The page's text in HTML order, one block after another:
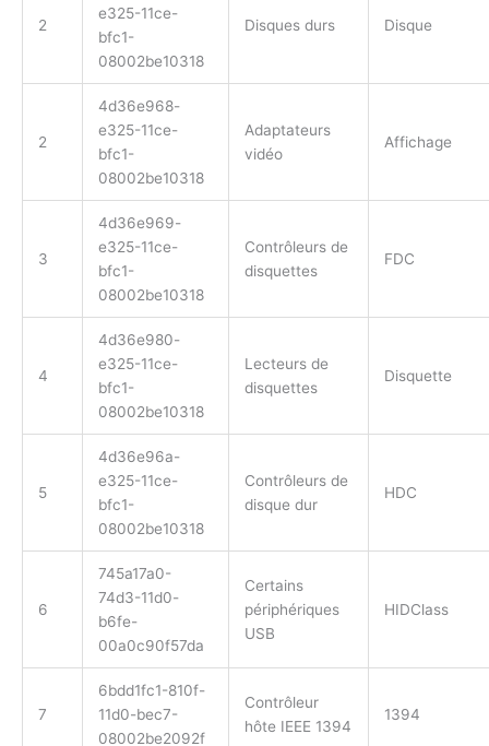
2
e325-11ce-
bfc1-
08002be10318
Disques durs Disque
2
4d36e968-
e325-11ce-
bfc1-
08002be10318
Adaptateurs
vidéo
Affichage
3
4d36e969-
e325-11ce-
bfc1-
08002be10318
Contrôleurs de
disquettes
FDC
4
4d36e980-
e325-11ce-
bfc1-
08002be10318
Lecteurs de
disquettes
Disquette
5
4d36e96a-
e325-11ce-
bfc1-
08002be10318
Contrôleurs de
disque dur
HDC
6
745a17a0-
74d3-11d0-
b6fe-
00a0c90f57da
Certains
périphériques
USB
HIDClass
7
6bdd1fc1-810f-
11d0-bec7-
08002be2092f
Contrôleur
hôte IEEE 1394
1394